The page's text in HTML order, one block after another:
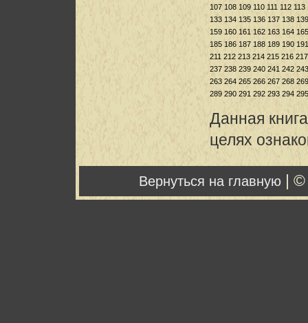
107 108 109 110 111 112 113
133 134 135 136 137 138 139
159 160 161 162 163 164 165
185 186 187 188 189 190 191
211 212 213 214 215 216 217
237 238 239 240 241 242 243
263 264 265 266 267 268 269
289 290 291 292 293 294 295
Данная
целях
Вернуться на главную |